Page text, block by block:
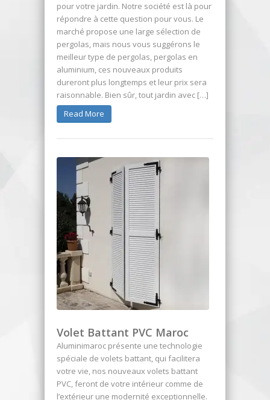
pour votre jardin. Notre société est là pour
répondre à cette question pour vous. Le
marché propose une large sélection de
pergolas, mais nous vous suggérons le
meilleur type de pergolas, pergolas en
aluminium, ces nouveaux produits
dureront plus longtemps et leur prix sera
raisonnable. Bien sûr, tout jardin avec […]
Read More
Volet Battant PVC Maroc
Aluminimaroc présente une technologie
spéciale de volets battant, qui facilitera
votre vie, nos nouveaux volets battant
PVC, feront de votre intérieur comme de
l’extérieur une modernité exceptionnelle.